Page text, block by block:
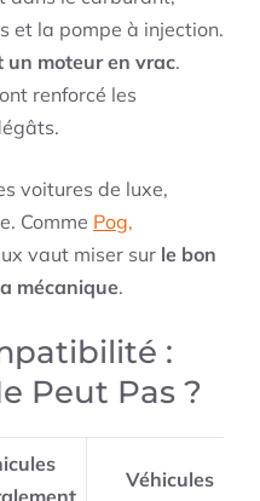
et la pompe à injection.
un moteur en vrac.
renforcé les
voitures de luxe,
Comme Pog,
vaut miser sur le bon
mécanique.
:
Peut Pas ?
Véhicules